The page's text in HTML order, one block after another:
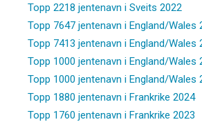
Topp 2218 jentenavn i Sveits 2022
Topp 7647 jentenavn i England/Wales
Topp 7413 jentenavn i England/Wales
Topp 1000 jentenavn i England/Wales
Topp 1000 jentenavn i England/Wales
Topp 1880 jentenavn i Frankrike 2024
Topp 1760 jentenavn i Frankrike 2023